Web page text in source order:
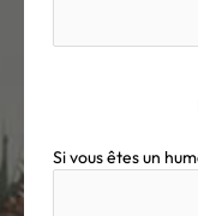
Si vous êtes un